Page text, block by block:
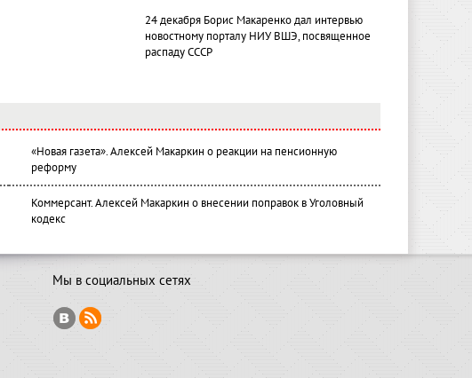
24 декабря Борис Макаренко дал интервью
новостному порталу НИУ ВШЭ, посвященное
распаду СССР
«Новая газета». Алексей Макаркин о реакции на пенсионную
реформу
Коммерсант. Алексей Макаркин о внесении поправок в Уголовный
кодекс
Мы в социальных сетях